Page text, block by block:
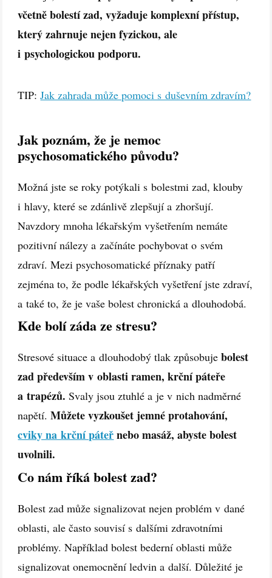
včetně bolestí zad, vyžaduje komplexní přístup,
který zahrnuje nejen fyzickou, ale
i psychologickou podporu.
TIP:Jak zahrada může pomoci s duševním zdravím?
Jak poznám, že je nemoc
psychosomatického původu?
Možná jste se roky potýkali s bolestmi zad, klouby
i hlavy, které se zdánlivě zlepšují a zhoršují.
Navzdory mnoha lékařským vyšetřením nemáte
pozitivní nálezy a začínáte pochybovat o svém
zdraví. Mezi psychosomatické příznaky patří
zejména to, že podle lékařských vyšetření jste zdraví,
a také to, že je vaše bolest chronická a dlouhodobá.
Kde bolí záda ze stresu?
Stresové situace a dlouhodobý tlak způsobujebolest
zad především v oblasti ramen, krční páteře
a trapézů. Svaly jsou ztuhlé a je v nich nadměrné
napětí. Můžete vyzkoušet jemné protahování,
cviky na krční páteřnebo masáž, abyste bolest
uvolnili.
Co nám říká bolest zad?
Bolest zad může signalizovat nejen problém v dané
oblasti, ale často souvisí s dalšími zdravotními
problémy. Například bolest bederní oblasti může
signalizovat onemocnění ledvin a další. Důležité je